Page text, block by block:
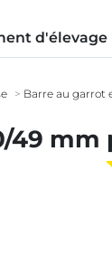
d'élevage
Barre au garrot
49 mm